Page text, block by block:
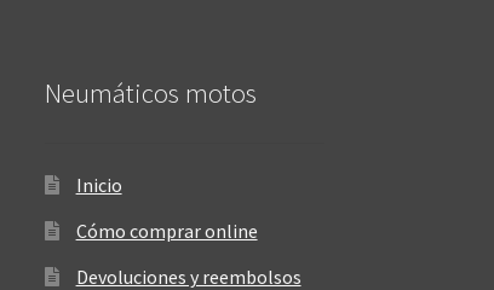
Neumáticos motos
Inicio
Cómo comprar online
Devoluciones y reembolsos